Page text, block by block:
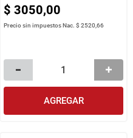
$ 3050,00
Precio sin impuestos Nac.$ 2520,66
AGREGAR